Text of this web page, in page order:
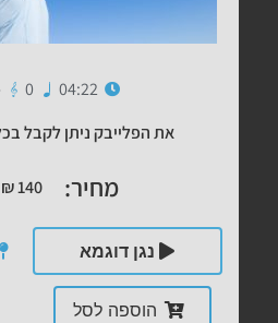
04:22
0
את הפלייבק ניתן לקבל
מחיר: ₪140
נגן דוגמא
הוספה לסל